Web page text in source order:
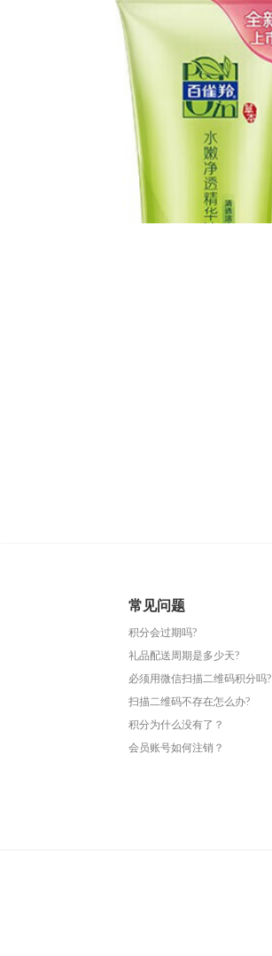
常见问题
积分会过期吗?
礼品配送周期是多少天?
必须用微信扫描二维码积分吗?
扫描二维码不存在怎么办?
积分为什么没有了？
会员账号如何注销？